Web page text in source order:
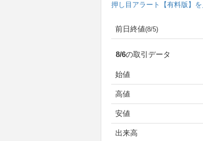
押し目アラート【有料版】
前日終値(8/5)
8/6の取引データ
始値
高値
安値
出来高